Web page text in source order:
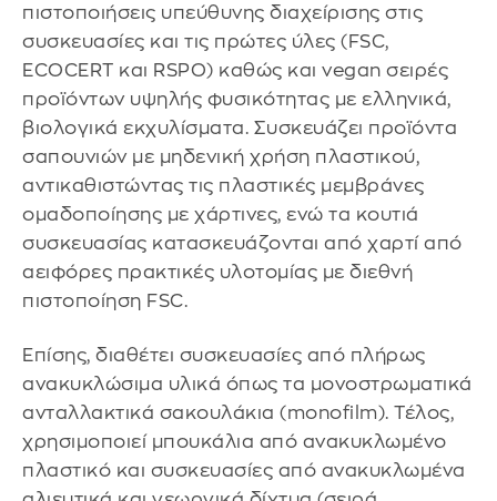
πιστοποιήσεις υπεύθυνης διαχείρισης στις
συσκευασίες και τις πρώτες ύλες (FSC,
ECOCERT και RSPO) καθώς και vegan σειρές
προϊόντων υψηλής φυσικότητας με ελληνικά,
βιολογικά εκχυλίσματα. Συσκευάζει προϊόντα
σαπουνιών με μηδενική χρήση πλαστικού,
αντικαθιστώντας τις πλαστικές μεμβράνες
ομαδοποίησης με χάρτινες, ενώ τα κουτιά
συσκευασίας κατασκευάζονται από χαρτί από
αειφόρες πρακτικές υλοτομίας με διεθνή
πιστοποίηση FSC.
Επίσης, διαθέτει συσκευασίες από πλήρως
ανακυκλώσιμα υλικά όπως τα μονοστρωματικά
ανταλλακτικά σακουλάκια (monofilm). Τέλος,
χρησιμοποιεί μπουκάλια από ανακυκλωμένο
πλαστικό και συσκευασίες από ανακυκλωμένα